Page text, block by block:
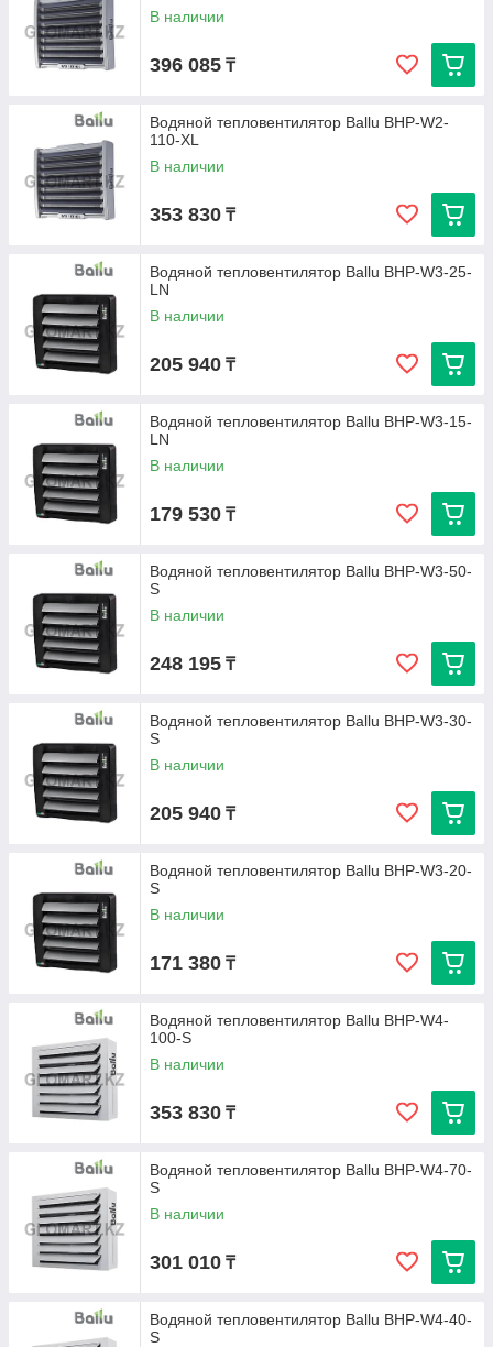
В наличии
396 085 ₸
Водяной тепловентилятор Ballu BHP-W2-
110-XL
В наличии
353 830 ₸
Водяной тепловентилятор Ballu BHP-W3-25-
LN
В наличии
205 940 ₸
Водяной тепловентилятор Ballu BHP-W3-15-
LN
В наличии
179 530 ₸
Водяной тепловентилятор Ballu BHP-W3-50-
S
В наличии
248 195 ₸
Водяной тепловентилятор Ballu BHP-W3-30-
S
В наличии
205 940 ₸
Водяной тепловентилятор Ballu BHP-W3-20-
S
В наличии
171 380 ₸
Водяной тепловентилятор Ballu BHP-W4-
100-S
В наличии
353 830 ₸
Водяной тепловентилятор Ballu BHP-W4-70-
S
В наличии
301 010 ₸
Водяной тепловентилятор Ballu BHP-W4-40-
S